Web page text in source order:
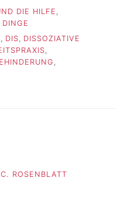
DIE HILFE
, DIS, DISSOZIATIVE
,
,
ROSENBLATT